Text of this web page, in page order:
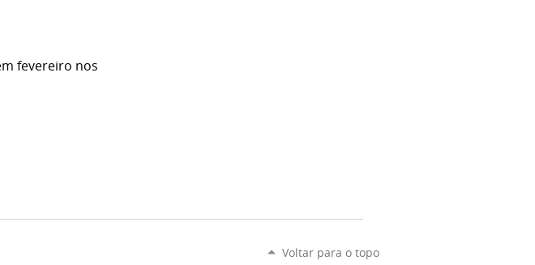
fevereiro nos
Voltar para o topo